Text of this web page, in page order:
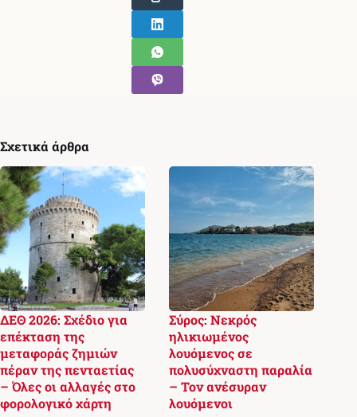
Σχετικά άρθρα
ΔΕΘ 2026: Σχέδιο για
επέκταση της
μεταφοράς ζημιών
πέραν της πενταετίας
– Όλες οι αλλαγές στο
φορολογικό χάρτη
Σύρος: Νεκρός
ηλικιωμένος
λουόμενος σε
πολυσύχναστη παραλία
– Τον ανέσυραν
λουόμενοι